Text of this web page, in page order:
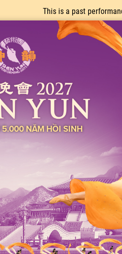
This is a past
NĂM HỒI SINH